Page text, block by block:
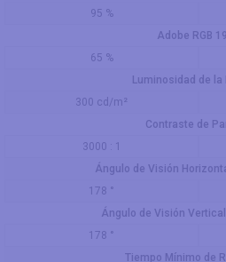
95 %
Adobe RGB
65 %
Luminosidad de la
300 cd/m²
Contraste de
3000 : 1
Ángulo de Visión
178 °
Ángulo de Visión
178 °
Tiempo Mínimo de